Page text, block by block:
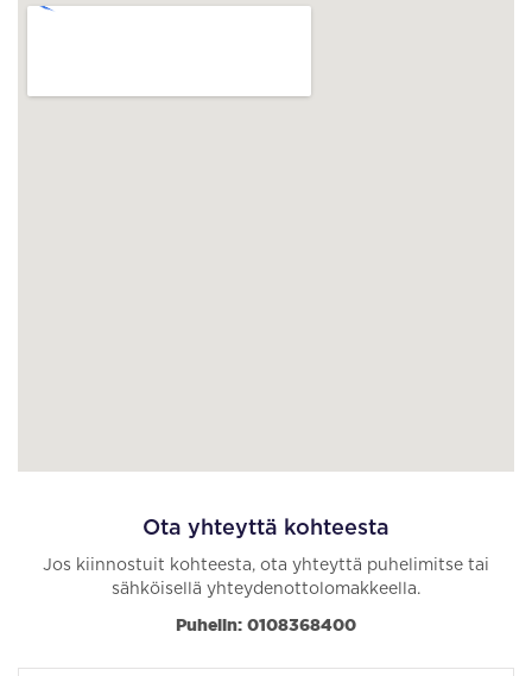
Ota yhteyttä kohteesta
Jos kiinnostuit kohteesta, ota yhteyttä puhelimitse tai
sähköisellä yhteydenottolomakkeella.
Puhelin: 0108368400